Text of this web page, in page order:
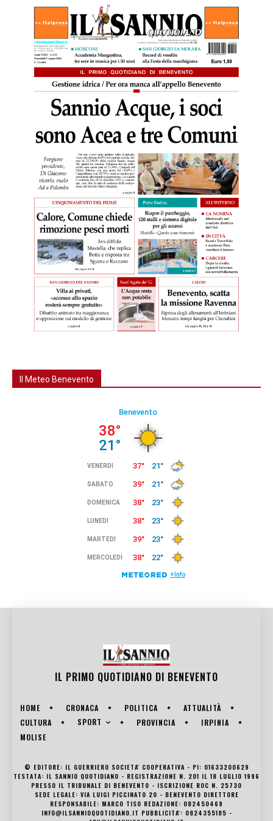
Il Meteo Benevento
IL PRIMO QUOTIDIANO DI BENEVENTO
HOME CRONACA POLITICA
ATTUALITÀ
CULTURA
SPORT PROVINCIA
IRPINIA
MOLISE
© EDITORE: IL GUERRIERO SOCIETA' COOPERATIVA - PI: 01633200629
TESTATA: IL SANNIO QUOTIDIANO - REGISTRAZIONE N. 201 IL 18 LUGLIO 1996
PRESSO IL TRIBUNALE DI BENEVENTO - ISCRIZIONE ROC N. 25730
SEDE LEGALE: VIA LUIGI PICCINATO 20 - BENEVENTO DIRETTORE
RESPONSABILE: MARCO TISO REDAZIONE: 082450469
INFO@ILSANNIOQUOTIDIANO.IT PUBBLICITA': 0824355185 -